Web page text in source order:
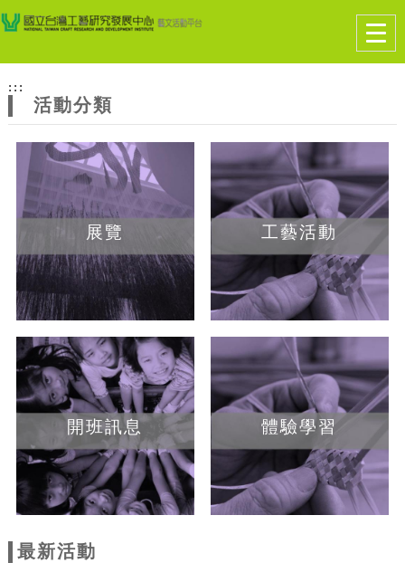
網
站
主
題
跳到主要內容
網站導覽
:::
活動分類
展覽 工藝活動
開班訊息 體驗學習
最新活動